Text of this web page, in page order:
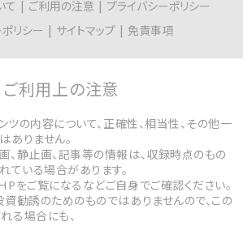
て
ご利用の注意
プライバシーポリシー
リシー
サイトマップ 免責事項
ご利用上の注意
の内容について、正確性、相当性、その他一
ありません。
、静止画、記事等の情報は、収録時点のもの
ている場合があります。
をご覧になるなどご自身でご確認ください。
資勧誘のためのものではありませんので、この
る場合にも、